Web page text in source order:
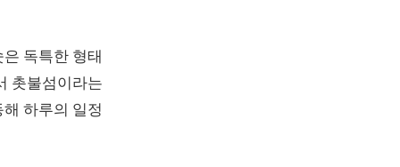
독특한 형태
촛불섬이라는
하루의 일정